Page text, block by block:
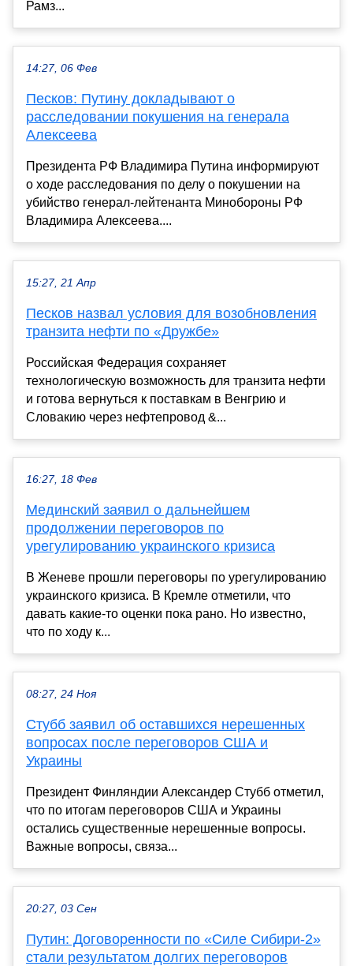
Рамз...
14:27, 06 Фев
Песков: Путину докладывают о
расследовании покушения на генерала
Алексеева
Президента РФ Владимира Путина информируют
о ходе расследования по делу о покушении на
убийство генерал-лейтенанта Минобороны РФ
Владимира Алексеева....
15:27, 21 Апр
Песков назвал условия для возобновления
транзита нефти по «Дружбе»
Российская Федерация сохраняет
технологическую возможность для транзита нефти
и готова вернуться к поставкам в Венгрию и
Словакию через нефтепровод &...
16:27, 18 Фев
Мединский заявил о дальнейшем
продолжении переговоров по
урегулированию украинского кризиса
В Женеве прошли переговоры по урегулированию
украинского кризиса. В Кремле отметили, что
давать какие-то оценки пока рано. Но известно,
что по ходу к...
08:27, 24 Ноя
Стубб заявил об оставшихся нерешенных
вопросах после переговоров США и
Украины
Президент Финляндии Александер Стубб отметил,
что по итогам переговоров США и Украины
остались существенные нерешенные вопросы.
Важные вопросы, связа...
20:27, 03 Сен
Путин: Договоренности по «Силе Сибири-2»
стали результатом долгих переговоров